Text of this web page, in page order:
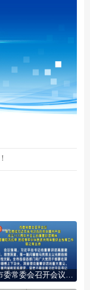
市委常委会召开会议 学习贯彻习近平总书记在庆祝中国共产党成立105周年大会上的重要讲话精神 研究部署防汛抗旱 贯彻铸牢中华民族共同体意识主线等工作 陈之常主持